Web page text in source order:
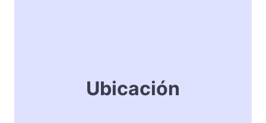
Ubicación